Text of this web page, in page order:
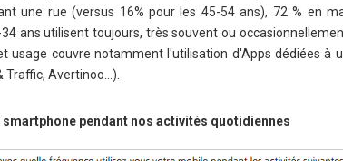
une rue (versus 16% pour les 45-54 ans), 72 % en
ans utilisent toujours, très souvent ou
usage couvre notamment l'utilisation d'Apps dédiées à
Traffic, Avertinoo…).
smartphone pendant nos activités quotidiennes